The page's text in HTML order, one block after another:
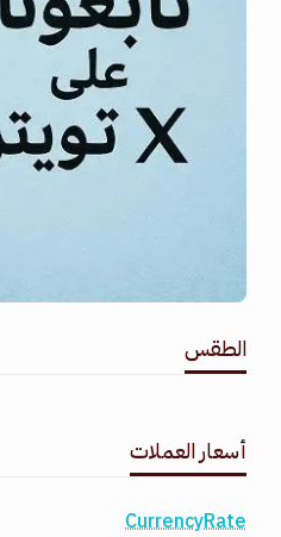
الطقس
أسعار العملات
CurrencyRate